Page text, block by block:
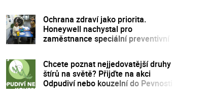
Ochrana zdraví jako priorita.
Honeywell nachystal pro
zaměstnance speciální preventivní
Chcete poznat nejjedovatější druhy
štírů na světě? Přijďte na akci
Odpudiví nebo kouzelní do Pevnosti